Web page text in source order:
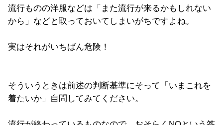
流行ものの洋服などは「また流行が来るかもしれない
から」などと取っておいてしまいがちですよね。
実はそれがいちばん危険！
そういうときは前述の判断基準にそって「いまこれを
着たいか」自問してみてください。